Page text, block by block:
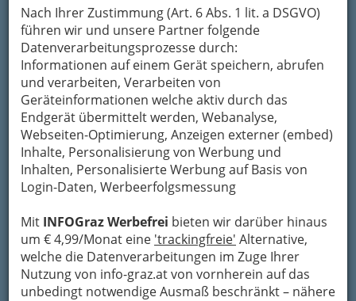
Nach Ihrer Zustimmung (Art. 6 Abs. 1 lit. a DSGVO)
führen wir und unsere Partner folgende
Datenverarbeitungsprozesse durch:
Informationen auf einem Gerät speichern, abrufen
und verarbeiten, Verarbeiten von
Geräteinformationen welche aktiv durch das
Endgerät übermittelt werden, Webanalyse,
Webseiten-Optimierung, Anzeigen externer (embed)
Inhalte, Personalisierung von Werbung und
Inhalten, Personalisierte Werbung auf Basis von
Login-Daten, Werbeerfolgsmessung
Mit INFOGraz Werbefrei bieten wir darüber hinaus
um € 4,99/Monat eine 'trackingfreie' Alternative,
welche die Datenverarbeitungen im Zuge Ihrer
Nutzung von info-graz.at von vornherein auf das
unbedingt notwendige Ausmaß beschränkt – nähere
Absenden umgehend per Mail an das
Unternehmen Dieter Friedrich Duller Roth-
Tankstelle weitergeleitet.
Mein Name
Meine Email Adresse
Mein Betreff
Meine Nachricht